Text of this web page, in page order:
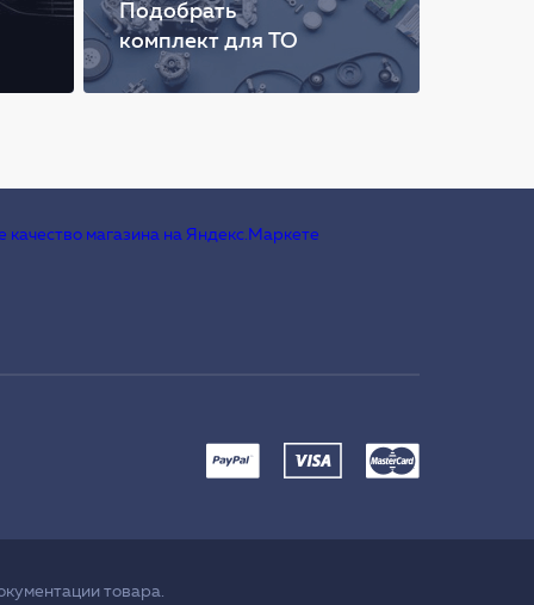
Подобрать
комплект для ТО
товара.